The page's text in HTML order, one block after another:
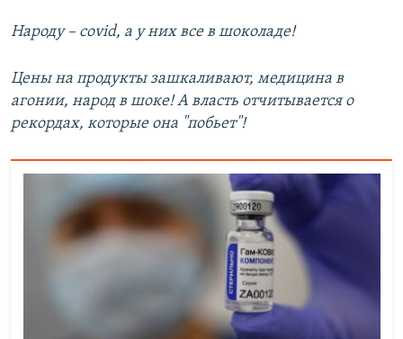
Народу – соvid, а у них все в шоколаде!
Цены на продукты зашкаливают, медицина в
агонии, народ в шоке! А власть отчитывается о
рекордах, которые она "побьет"!